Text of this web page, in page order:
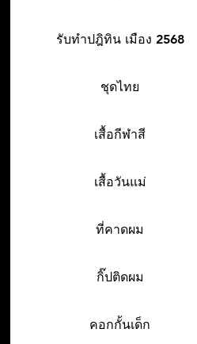
รับทำปฎิทิน เมือง 2568
ชุดไทย
เสื้อกีฬาสี
เสื้อวันแม่
ที่คาดผม
กิ๊ปติดผม
คอกกั้นเด็ก